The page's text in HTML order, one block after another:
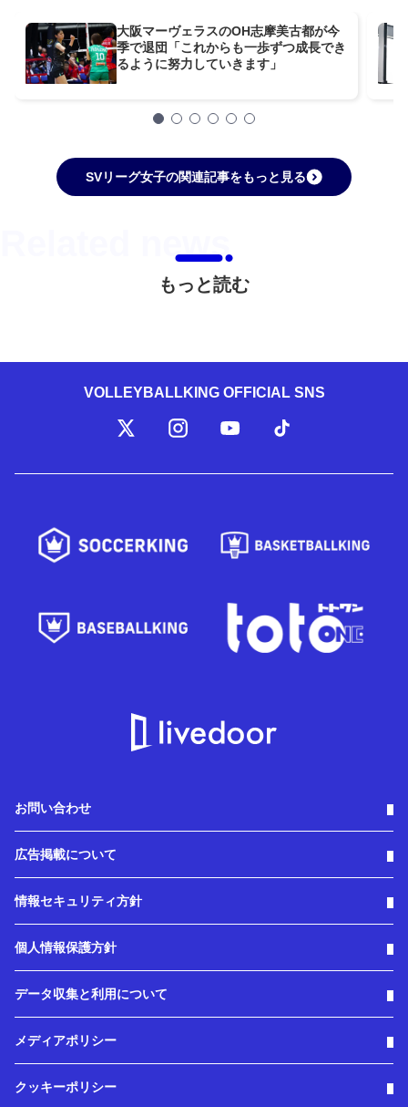
大阪マーヴェラスのOH志摩美古都が今
季で退団「これからも一歩ずつ成長でき
るように努力していきます」
SVリーグ女子の関連記事をもっと見る
もっと読む
VOLLEYBALLKING OFFICIAL SNS
お問い合わせ
広告掲載について
情報セキュリティ方針
個人情報保護方針
データ収集と利用について
メディアポリシー
クッキーポリシー